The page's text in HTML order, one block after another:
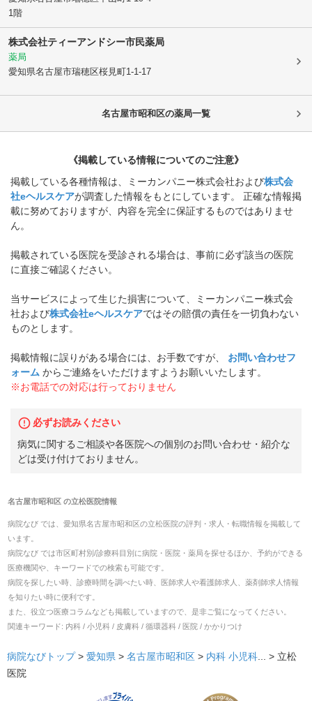
1階
株式会社ティーアンドシー市民薬局
薬局
愛知県名古屋市瑞穂区桜見町1-1-17
名古屋市昭和区の薬局一覧
《掲載している情報についてのご注意》
掲載している各種情報は、ミーカンパニー株式会社および株式会
社eヘルスケアが調査した情報をもとにしています。 正確な情報掲
載に努めておりますが、内容を完全に保証するものではありませ
ん。
掲載されている医院を受診される場合は、事前に必ず該当の医院
に直接ご確認ください。
当サービスによって生じた損害について、ミーカンパニー株式会
社および株式会社eヘルスケアではその賠償の責任を一切負わない
ものとします。
掲載情報に誤りがある場合には、お手数ですが、
お問い合わせフ
ォーム からご連絡をいただけますようお願いいたします。
※お電話での対応は行っておりません
必ずお読みください
病気に関するご相談や各医院への個別のお問い合わせ・紹介な
どは受け付けておりません。
名古屋市昭和区の立松医院情報
病院なび では、 愛知県名古屋市昭和区の立松医院の評判・求人・転職情報を掲載して
います。
病院なび では市区町村別/診療科目別に病院・医院・薬局を探せるほか、予約ができる
医療機関や、キーワードでの検索も可能です。
病院を探したい時、診療時間を調べたい時、医師求人や看護師求人、薬剤師求人情報
を知りたい時に便利です。
また、役立つ医療コラムなども掲載していますので、是非ご覧になってください。
関連キーワード: 内科 / 小児科 / 皮膚科 / 循環器科 / 医院 / かかりつけ
病院なびトップ> 愛知県 > 名古屋市昭和区 > 内科 小児科 ... > 立松
医院